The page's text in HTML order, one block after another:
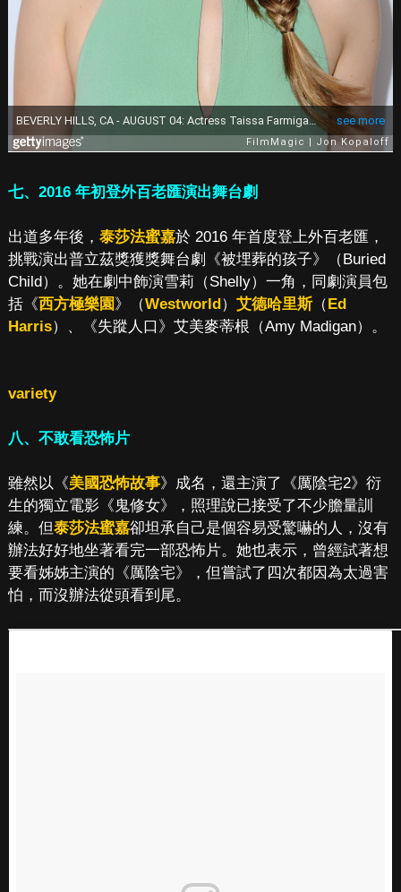
七、2016 年初登外百老匯演出舞台劇
出道多年後， 泰莎法蜜嘉於 2016 年首度登上外百老匯，
挑戰演出普立茲獎獲獎舞台劇《被埋葬的孩子》（Buried
Child）。她在劇中飾演雪莉（Shelly）一角，同劇演員包
括《西方極樂園》（Westworld） 艾德哈里斯（Ed
Harris）、《失蹤人口》艾美麥蒂根（Amy Madigan）。
variety
八、不敢看恐怖片
雖然以《美國恐怖故事》成名，還主演了《厲陰宅2》衍
生的獨立電影《鬼修女》，照理說已接受了不少膽量訓
練。但泰莎法蜜嘉卻坦承自己是個容易受驚嚇的人，沒有
辦法好好地坐著看完一部恐怖片。她也表示，曾經試著想
要看姊姊主演的《厲陰宅》，但嘗試了四次都因為太過害
怕，而沒辦法從頭看到尾。